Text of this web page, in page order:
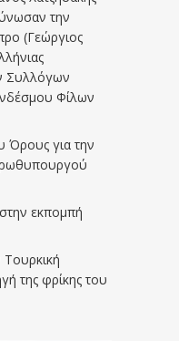
την
(Γεώργιος
Συλλόγων
Φίλων
Όρους για την
εκπομπή
Τουρκική
της φρίκης του